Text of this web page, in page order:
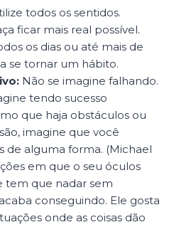
todos os sentidos.
ficar mais real possível.
os dias ou até mais de
se tornar um hábito.
Não se imagine falhando.
tendo sucesso
que haja obstáculos ou
imagine que você
de alguma forma. (Michael
em que o seu óculos
tem que nadar sem
conseguindo. Ele gosta
onde as coisas dão